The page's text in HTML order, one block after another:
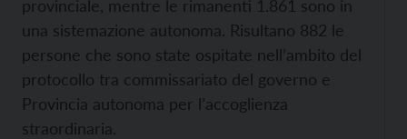
provinciale, mentre le rimanenti 1.861 sono in
una sistemazione autonoma. Risultano 882 le
persone che sono state ospitate nell’ambito del
protocollo tra commissariato del governo e
Provincia autonoma per l’accoglienza
straordinaria.